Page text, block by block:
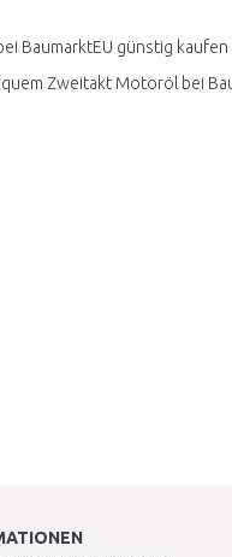
BaumarktEU günstig
Zweitakt Motoröl bei